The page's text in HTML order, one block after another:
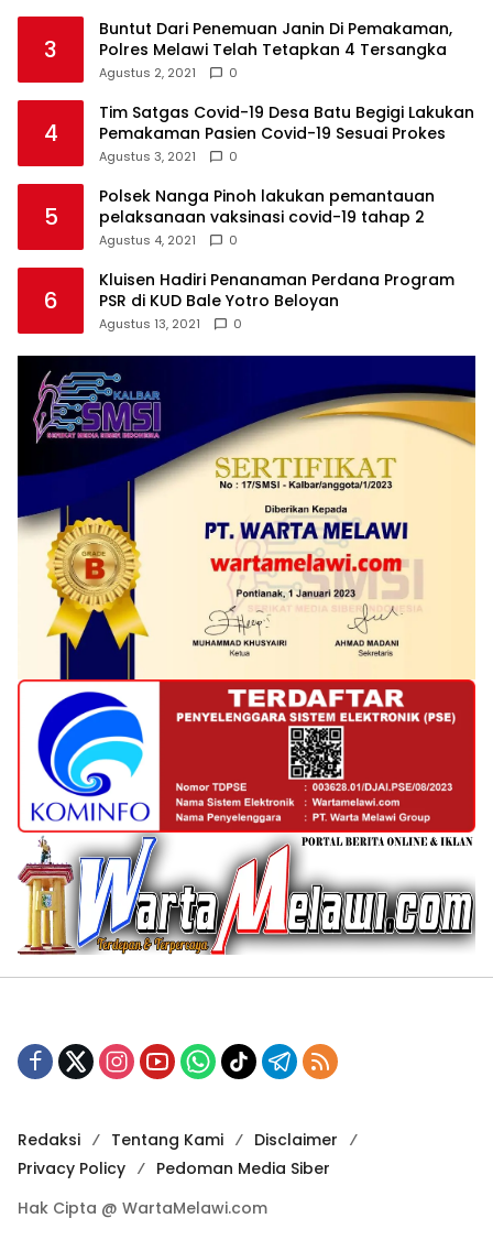
3
Buntut Dari Penemuan Janin Di Pemakaman,
Polres Melawi Telah Tetapkan 4 Tersangka
Agustus 2, 2021 0
4
Tim Satgas Covid-19 Desa Batu Begigi Lakukan
Pemakaman Pasien Covid-19 Sesuai Prokes
Agustus 3, 2021 0
5
Polsek Nanga Pinoh lakukan pemantauan
pelaksanaan vaksinasi covid-19 tahap 2
Agustus 4, 2021 0
6
Kluisen Hadiri Penanaman Perdana Program
PSR di KUD Bale Yotro Beloyan
Agustus 13, 2021 0
Redaksi Tentang Kami
Disclaimer
Privacy Policy
Pedoman Media Siber
Hak Cipta @ WartaMelawi.com